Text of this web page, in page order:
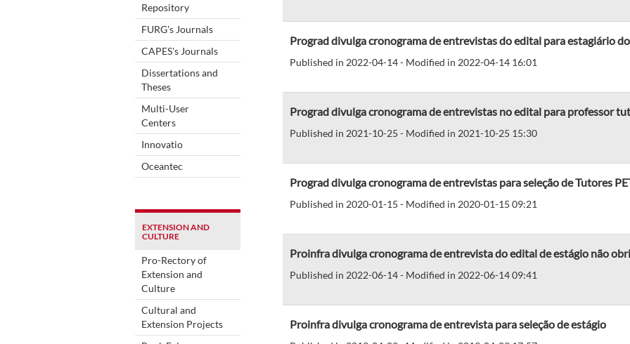
Repository
FURG's Journals
CAPES's Journals
Dissertations and
Theses
Multi-User
Centers
Innovatio
Oceantec
EXTENSION AND
CULTURE
Pro-Rectory of
Extension and
Culture
Cultural and
Extension Projects
Prograd divulga cronograma de entrevistas do edital para estagiário
Published in 2022-04-14 - Modified in 2022-04-14 16:01
Prograd divulga cronograma de entrevistas no edital para professor
Published in 2021-10-25 - Modified in 2021-10-25 15:30
Prograd divulga cronograma de entrevistas para seleção de Tutores
Published in 2020-01-15 - Modified in 2020-01-15 09:21
Proinfra divulga cronograma de entrevista do edital de estágio não
Published in 2022-06-14 - Modified in 2022-06-14 09:41
Proinfra divulga cronograma de entrevista para seleção de estágio